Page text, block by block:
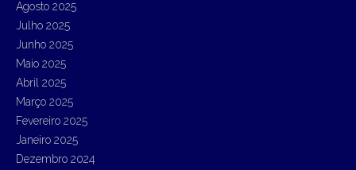
r
Agosto 2025
Julho 2025
Junho 2025
Maio 2025
Abril 2025
Março 2025
Fevereiro 2025
Janeiro 2025
Dezembro 2024